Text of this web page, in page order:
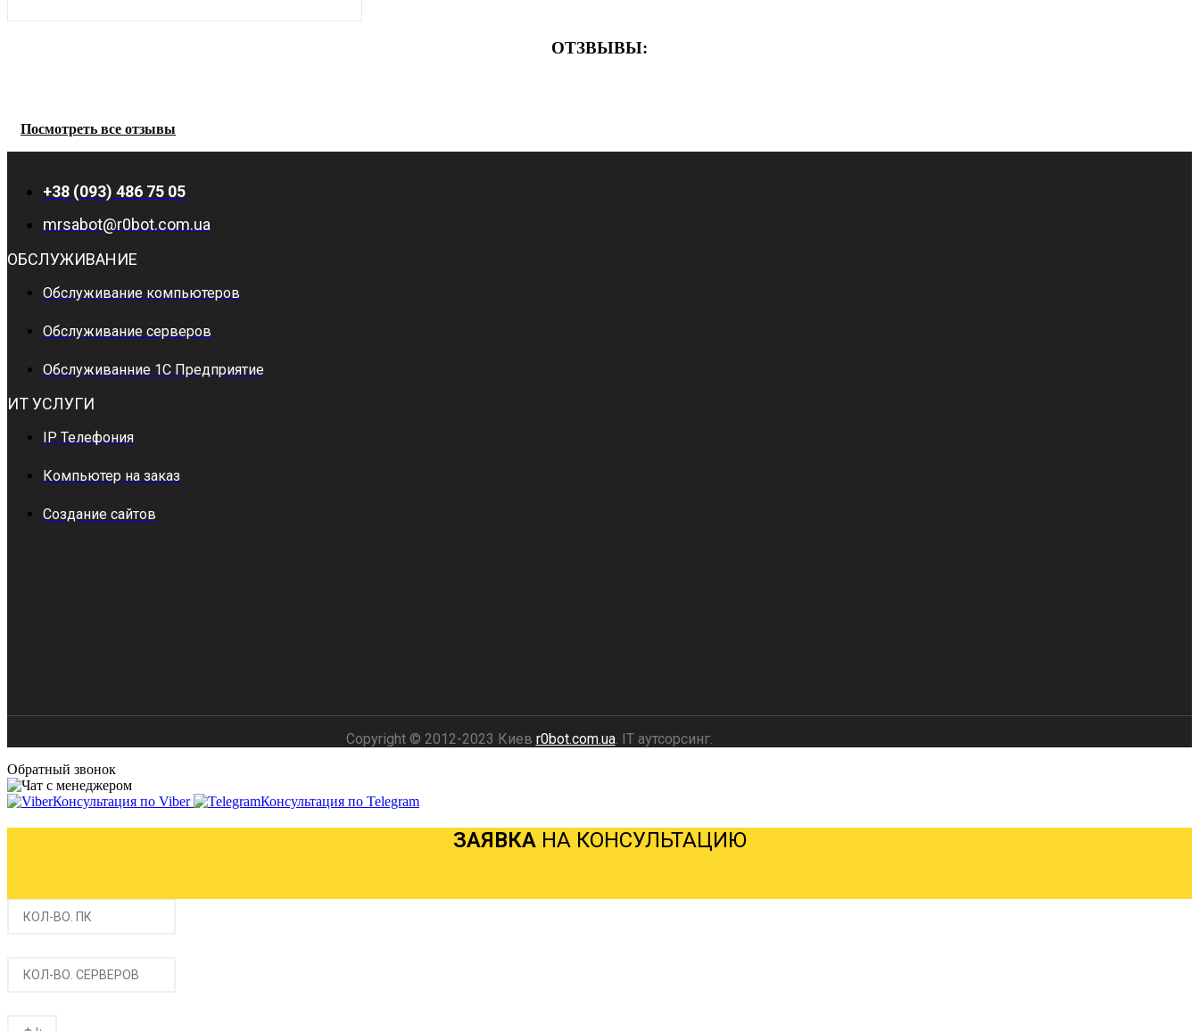
ОТЗВЫВЫ:
Посмотреть все отзывы
+38 (093) 486 75 05
mrsabot@r0bot.com.ua
ОБСЛУЖИВАНИЕ
Обслуживание компьютеров
Обслуживание серверов
Обслуживанние 1С Предприятие
ИТ УСЛУГИ
IP Телефония
Компьютер на заказ
Создание сайтов
Copyright © 2012-2023 Киев r0bot.com.ua. IT аутсорсинг.
Обратный звонок
Консультация по Viber Консультация по Telegram
ЗАЯВКАНА КОНСУЛЬТАЦИЮ